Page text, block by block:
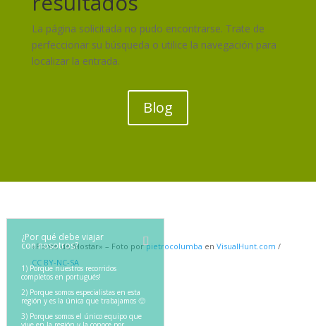
¿Por qué debe viajar
con nosotros?
1) Porque nuestros recorridos
completos en portugués!
2) Porque somos especialistas en esta
región y es la única que trabajamos 🙂
3) Porque somos el único equipo que
La página solicitada no pudo encontrarse. Trate de
perfeccionar su búsqueda o utilice la navegación para
localizar la entrada.
Blog
«Ponte de Mostar» – Foto porpietrocolumba en VisualHunt.com /
CC BY-NC-SA